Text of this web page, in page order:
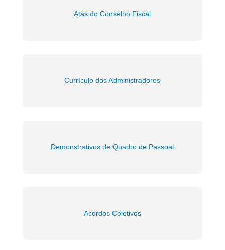
Atas do Conselho Fiscal
Currículo dos Administradores
Demonstrativos de Quadro de Pessoal
Acordos Coletivos